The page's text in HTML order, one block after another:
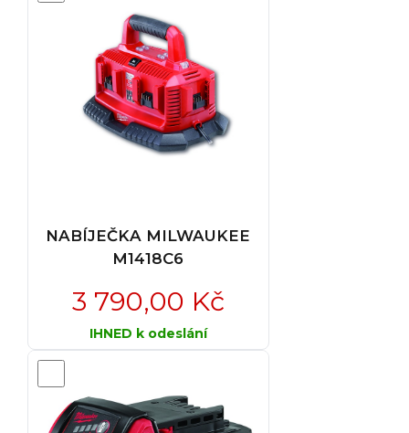
NABÍJEČKA MILWAUKEE
M1418C6
3 790,00 Kč
IHNED k odeslání